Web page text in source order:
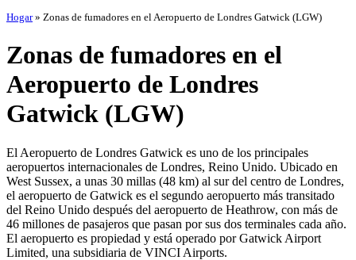
Hogar» Zonas de fumadores en el Aeropuerto de Londres Gatwick (LGW)
Zonas de fumadores en el
Aeropuerto de Londres
Gatwick (LGW)
El Aeropuerto de Londres Gatwick es uno de los principales
aeropuertos internacionales de Londres, Reino Unido. Ubicado en
West Sussex, a unas 30 millas (48 km) al sur del centro de Londres,
el aeropuerto de Gatwick es el segundo aeropuerto más transitado
del Reino Unido después del aeropuerto de Heathrow, con más de
46 millones de pasajeros que pasan por sus dos terminales cada año.
El aeropuerto es propiedad y está operado por Gatwick Airport
Limited, una subsidiaria de VINCI Airports.